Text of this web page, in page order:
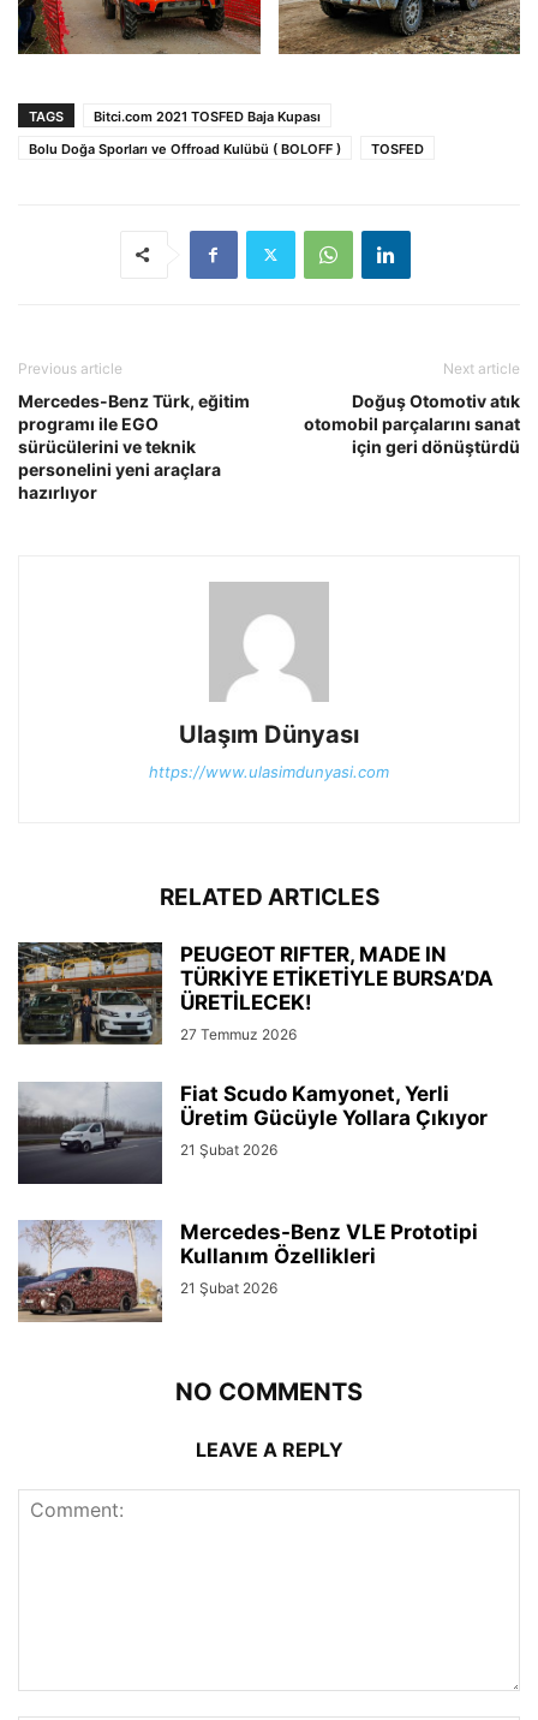
TAGS
Bitci.com 2021 TOSFED Baja Kupası
Bolu Doğa Sporları ve Offroad Kulübü ( BOLOFF )
TOSFED
Previous article
Mercedes-Benz Türk, eğitim
programı ile EGO
sürücülerini ve teknik
personelini yeni araçlara
hazırlıyor
Next article
Doğuş Otomotiv atık
otomobil parçalarını sanat
için geri dönüştürdü
Ulaşım Dünyası
https://www.ulasimdunyasi.com
RELATED ARTICLES
PEUGEOT RIFTER, MADE IN
TÜRKİYE ETİKETİYLE BURSA’DA
ÜRETİLECEK!
27 Temmuz 2026
Fiat Scudo Kamyonet, Yerli
Üretim Gücüyle Yollara Çıkıyor
21 Şubat 2026
Mercedes-Benz VLE Prototipi
Kullanım Özellikleri
21 Şubat 2026
NO COMMENTS
LEAVE A REPLY